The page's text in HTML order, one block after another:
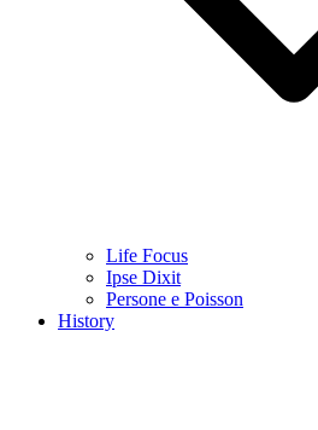
Life Focus
Ipse Dixit
Persone e Poisson
History